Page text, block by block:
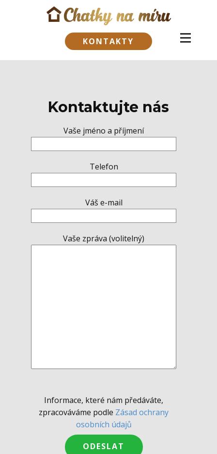
KONTAKTY
Kontaktujte nás
Vaše jméno a příjmení
Telefon
Váš e-mail
Vaše zpráva (volitelný)
Informace, které nám předáváte,
zpracováváme podle Zásad ochrany
osobních údajů